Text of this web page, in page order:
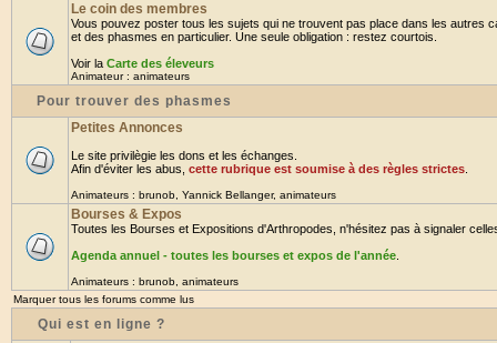
Le coin des membres
Vous pouvez poster tous les sujets qui ne trouvent pas place dans les autres
et des phasmes en particulier. Une seule obligation : restez courtois.
Voir la Carte des éleveurs
Animateur : animateurs
Pour trouver des phasmes
Petites Annonces
Le site privilègie les dons et les échanges.
Afin d'éviter les abus, cette rubrique est soumise à des règles strictes
Animateurs : brunob Yannick Bellanger, animateurs
Bourses & Expos
Toutes les Bourses et Expositions d'Arthropodes, n'hésitez pas à signaler
Agenda annuel - toutes les bourses et expos de l'année
Animateurs : brunob animateurs
Marquer tous les forums comme lus
Qui est en ligne ?